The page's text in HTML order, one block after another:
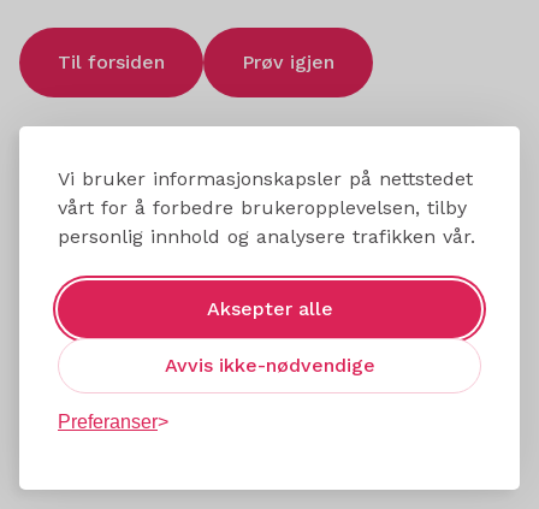
Vi bruker informasjonskapsler på nettstedet
vårt for å forbedre brukeropplevelsen, tilby
personlig innhold og analysere trafikken vår.
Aksepter alle
Avvis ikke-nødvendige
Preferanser
Til forsiden Prøv igjen